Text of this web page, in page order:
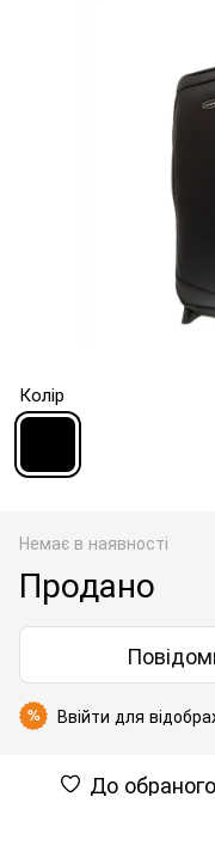
Колір
Немає в наявності
Продано
% Ввійти для
До обраного